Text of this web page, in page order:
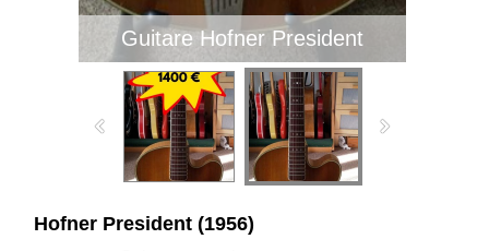
Guitare Hofner President
Hofner President (1956)